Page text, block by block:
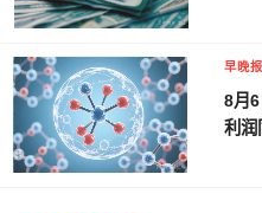
早晚报
8月
利润